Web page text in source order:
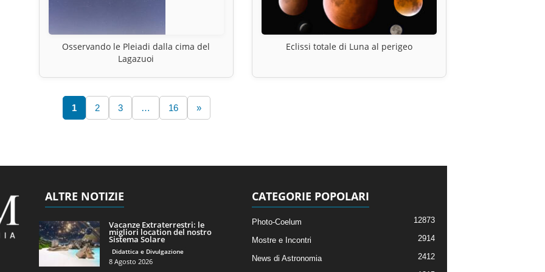
Osservando le Pleiadi dalla cima del
Lagazuoi
Eclissi totale di Luna al perigeo
1 2 3 … 16 »
ALTRE NOTIZIE
Vacanze Extraterrestri: le
migliori location del nostro
Sistema Solare
Didattica e Divulgazione
8 Agosto 2026
CATEGORIE POPOLARI
Photo-Coelum 12873
Mostre e Incontri 2914
News di Astronomia
2412